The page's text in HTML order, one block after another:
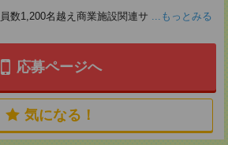
数1,200名越え商業施設関連サ ...もっとみる
応募ページへ
気になる！